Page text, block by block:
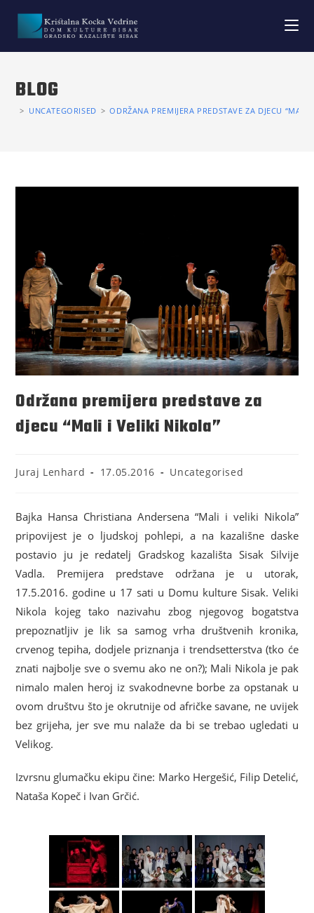
BLOG
> UNCATEGORISED > ODRŽANA PREMIJERA PREDSTAVE ZA DJECU “MALI
Održana premijera predstave za
djecu “Mali i Veliki Nikola”
Juraj Lenhard 17.05.2016 Uncategorised
Bajka Hansa Christiana Andersena “Mali i veliki Nikola”
pripovijest je o ljudskoj pohlepi, a na kazališne daske
postavio ju je redatelj Gradskog kazališta Sisak Silvije
Vadla. Premijera predstave održana je u utorak,
17.5.2016. godine u 17 sati u Domu kulture Sisak. Veliki
Nikola kojeg tako nazivahu zbog njegovog bogatstva
prepoznatljiv je lik sa samog vrha društvenih kronika,
crvenog tepiha, dodjele priznanja i trendsetterstva (tko će
znati najbolje sve o svemu ako ne on?); Mali Nikola je pak
nimalo malen heroj iz svakodnevne borbe za opstanak u
ovom društvu što je okrutnije od afričke savane, ne uvijek
bez grijeha, jer sve mu nalaže da bi se trebao ugledati u
Velikog.
Izvrsnu glumačku ekipu čine: Marko Hergešić, Filip Detelić,
Nataša Kopeč i Ivan Grčić.